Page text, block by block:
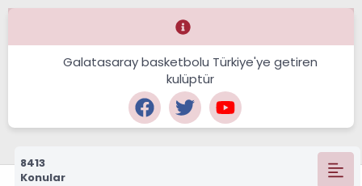
Galatasaray basketbolu Türkiye'ye getiren
kulüptür
8413
Konular